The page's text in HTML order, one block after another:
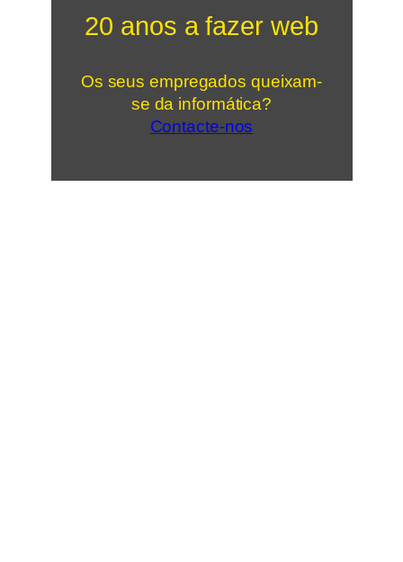
20 anos a fazer web
Os seus empregados queixam-
se da informática?
Contacte-nos